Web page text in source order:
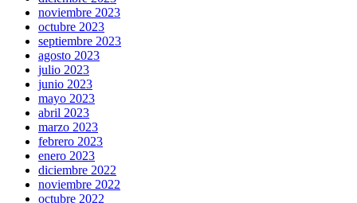
noviembre 2023
octubre 2023
septiembre 2023
agosto 2023
julio 2023
junio 2023
mayo 2023
abril 2023
marzo 2023
febrero 2023
enero 2023
diciembre 2022
noviembre 2022
octubre 2022